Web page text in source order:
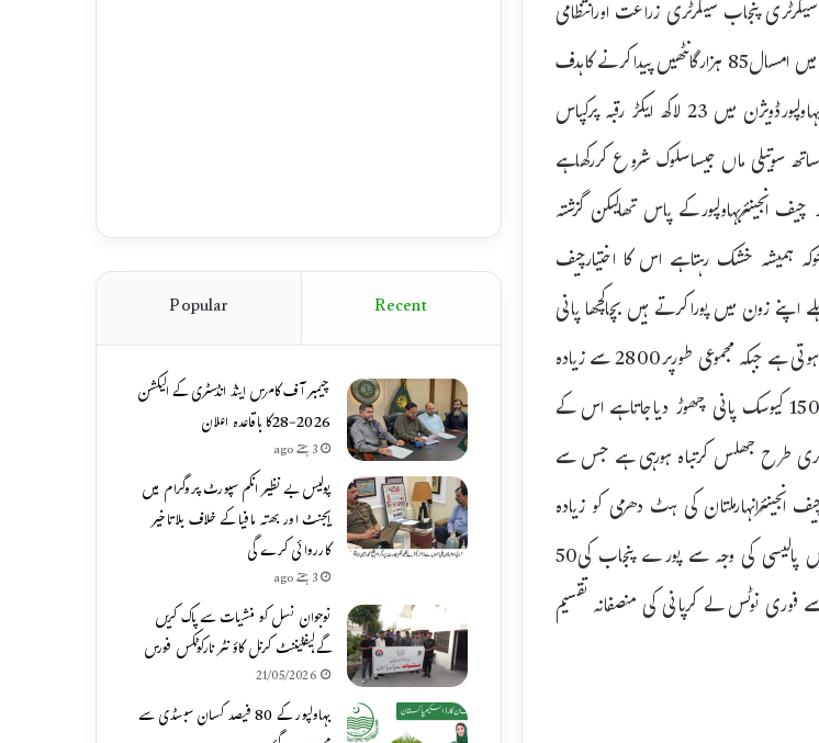
پنجاب سیکرٹری زراعت اورانتظامی
افسران نے محکمہ زراعت کیساتھ مل کرزیادہ کپاس آگاؤ مہم شروع کررکھی ہے پنجاب بھر میں امسال85 ہزارگانٹھیں پیداکرنے کاہدف
مقررکیاگیاہے پنجاب بھر میں تقریباساڑھے48 لاکھ ایکڑ پرجنوبی پنجاب37 لاکھ ایکڑ جبکہ بہاولپورڈویژن میں 23 لاکھ ایکڑ رقبہ پرکپاس
سوتیلی ماں جیساسلوک شروع کررکھاہے
انجینئربہاولپورکے پاس تھالیکن گزشتہ
ہمیشہ خشک رہتاہے اس کا اختیارچیف
اپنے زون میں پوراکرتے ہیں بچاکچھا پانی
ہیڈریگولیٹر لال سوہانرا پربھیج دیاجاتاہے ہیڈریگولیٹر پرنہری پانی کی6500 کیوسک ضرورت ہوتی ہے جبکہ مجموعی طورپر2800 سے زیادہ
پانی فراہم نہ کیاجاتاہے نہر اے پی برانچ میں 1400 کیوسک نہر ڈیزرٹ برانچ میں 1500 کیوسک پانی چھوڑ دیاجاتاہے اس کے
طرح جھلس کرتباہ ہورہی ہے جس سے
کی ہٹ دھرمی کو زیادہ
کپاس آگاؤمہم کوسبوتاژ کرنے کی سازش قراردیاہے انہوں نے کہاہے کہ محکمہ انہارکی اس پالیسی کی وجہ سے پورے پنجاب کی50
فوری نوٹس لے کرپانی کی منصفانہ تقسیم
Recent
Popular
چیمبر آف کامرس اینڈ انڈسٹری کے الیکشن
2026-28کا باقاعدہ اعلان
3 ہفتے ago
پولیس بے نظیر انکم سپورٹ پروگرام میں
ایجنٹ اور بھتہ مافیا کے خلاف بلاتاخیر
کارروائی کرے گی
3 ہفتے ago
نوجوان نسل کو منشیات سے پاک کریں
گے،لیفٹیننٹ کرنل کاؤنٹر نارکوٹکس فورس
21/05/2026
بہاولپور کے 80 فیصد کسان سبسڈی سے